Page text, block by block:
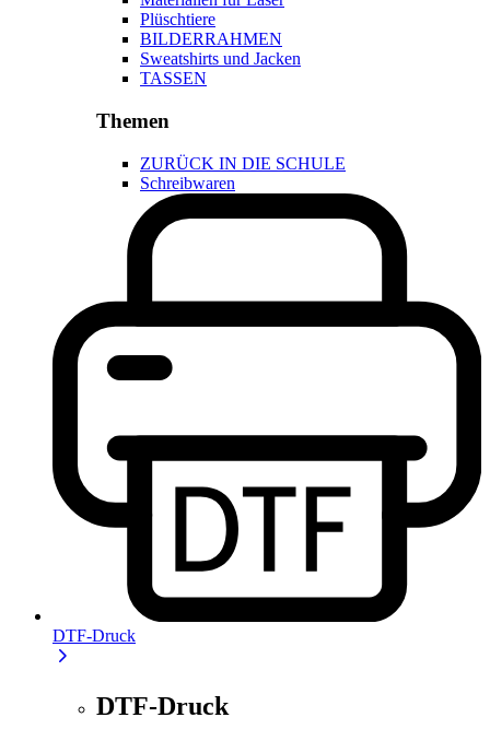
Plüschtiere
BILDERRAHMEN
Sweatshirts und Jacken
TASSEN
Themen
ZURÜCK IN DIE SCHULE
Schreibwaren
DTF-Druck
DTF-Druck